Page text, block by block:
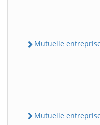
Mutuelle entreprise
Mutuelle entreprise